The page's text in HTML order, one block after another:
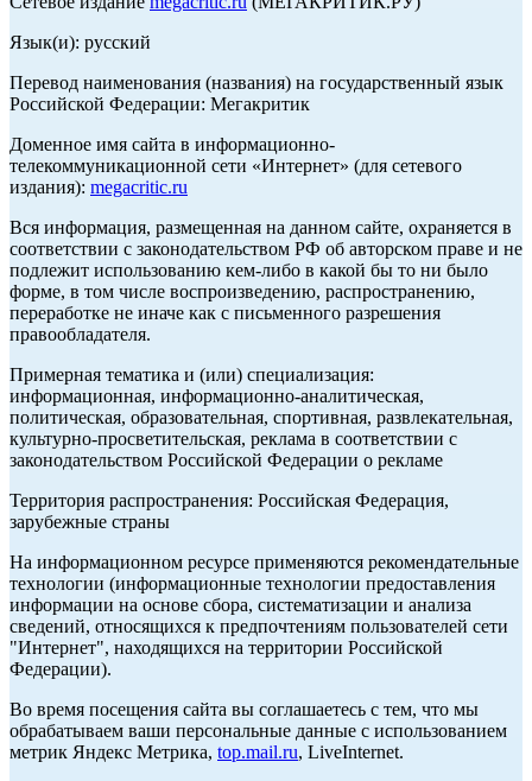
Язык(и): русский
Перевод наименования (названия) на государственный язык
Российской Федерации: Мегакритик
Доменное имя сайта в информационно-
телекоммуникационной сети «Интернет» (для сетевого
издания): megacritic.ru
Вся информация, размещенная на данном сайте, охраняется в
соответствии с законодательством РФ об авторском праве и не
подлежит использованию кем-либо в какой бы то ни было
форме, в том числе воспроизведению, распространению,
переработке не иначе как с письменного разрешения
правообладателя.
Примерная тематика и (или) специализация:
информационная, информационно-аналитическая,
политическая, образовательная, спортивная, развлекательная,
культурно-просветительская, реклама в соответствии с
законодательством Российской Федерации о рекламе
Территория распространения: Российская Федерация,
зарубежные страны
На информационном ресурсе применяются рекомендательные
технологии (информационные технологии предоставления
информации на основе сбора, систематизации и анализа
сведений, относящихся к предпочтениям пользователей сети
"Интернет", находящихся на территории Российской
Федерации).
Во время посещения сайта вы соглашаетесь с тем, что мы
обрабатываем ваши персональные данные с использованием
метрик Яндекс Метрика, top.mail.ru, LiveInternet.